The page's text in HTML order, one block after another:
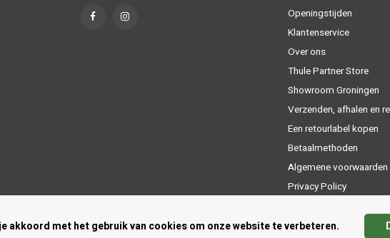
Openingstijden
Klantenservice
Over ons
Thule Partner Store
Showroom Groningen
Verzenden, afhalen en
Een retourlabel kopen
Betaalmethoden
Algemene voorwaarden
Privacy Policy
akkoord met het gebruik van cookies om onze website te verbeteren.